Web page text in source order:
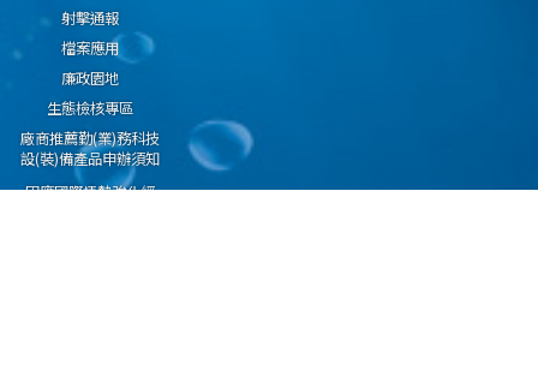
射擊通報
檔案應用
廉政園地
生態檢核專區
廠商推薦勤(業)務科技
設(裝)備產品申辦須知
因應國際情勢強化經